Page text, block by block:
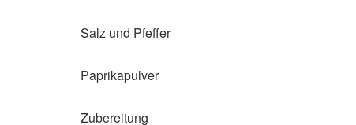
Salz und Pfeffer
Paprikapulver
Zubereitung